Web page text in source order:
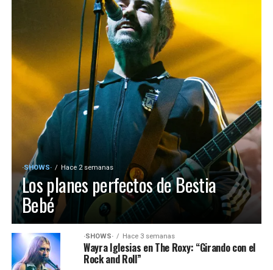
·SHOWS· Hace 2 semanas
Los planes perfectos de Bestia
Bebé
·SHOWS· Hace 3 semanas
Wayra Iglesias en The Roxy: “Girando con el
Rock and Roll”